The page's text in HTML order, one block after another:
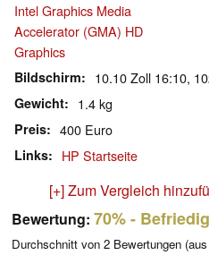
Intel Graphics Media
Accelerator (GMA) HD
Graphics
Bildschirm 10.10 Zoll 16:10,
Gewicht 1.4 kg
Preis 400 Euro
Links HP Startseite
[+] Zum Vergleich
Bewertung: 70%-
Durchschnitt von 2 Bewertungen (aus